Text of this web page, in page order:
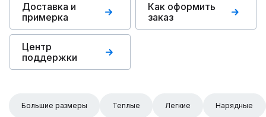
Доставка и
примерка
Как оформить
заказ
Центр
поддержки
Большие размеры Теплые Легкие Нарядные